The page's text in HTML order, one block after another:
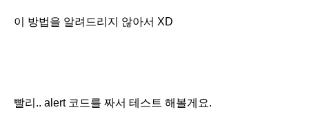
이 방법을 알려드리지 않아서 XD
빨리.. alert 코드를 짜서 테스트 해볼게요.